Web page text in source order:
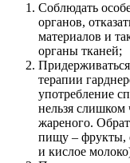
Соблюдать
органов,
материалов и
органы тканей;
терапии
употребление
нельзя слишком
жареного.
пищу – фрукты,
и кислое